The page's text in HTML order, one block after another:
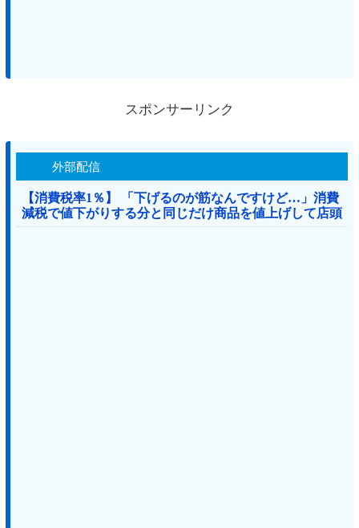
スポンサーリンク
外部配信
【消費税率1％】 「下げるのが筋なんですけど…」消費
減税で値下がりする分と同じだけ商品を値上げして店頭
価格を変えない店も